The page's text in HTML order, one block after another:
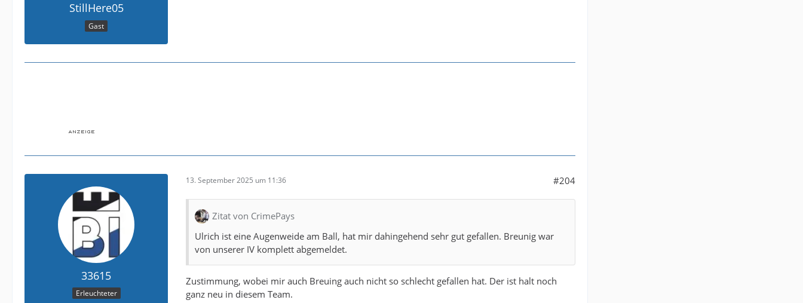
StillHere05
Gast
33615
Erleuchteter
13. September 2025 um 11:36 #204
Zitat von CrimePays
Ulrich ist eine Augenweide am Ball, hat mir dahingehend sehr gut gefallen. Breunig war
von unserer IV komplett abgemeldet.
Zustimmung, wobei mir auch Breuing auch nicht so schlecht gefallen hat. Der ist halt noch
ganz neu in diesem Team.